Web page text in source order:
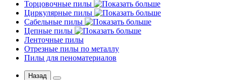
Торцовочные пилы
Циркулярные пилы
Сабельные пилы
Цепные пилы
Ленточные пилы
Отрезные пилы по металлу
Пилы для пеноматериалов
Назад